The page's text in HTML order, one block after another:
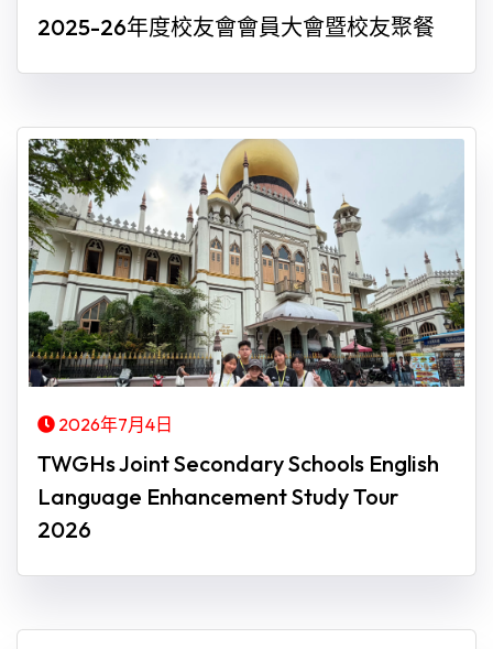
2025-26年度校友會會員大會暨校友聚餐
2026年7月4日
TWGHs Joint Secondary Schools English
Language Enhancement Study Tour
2026